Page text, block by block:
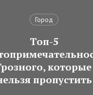
Город
Топ-5
которые
пропустить